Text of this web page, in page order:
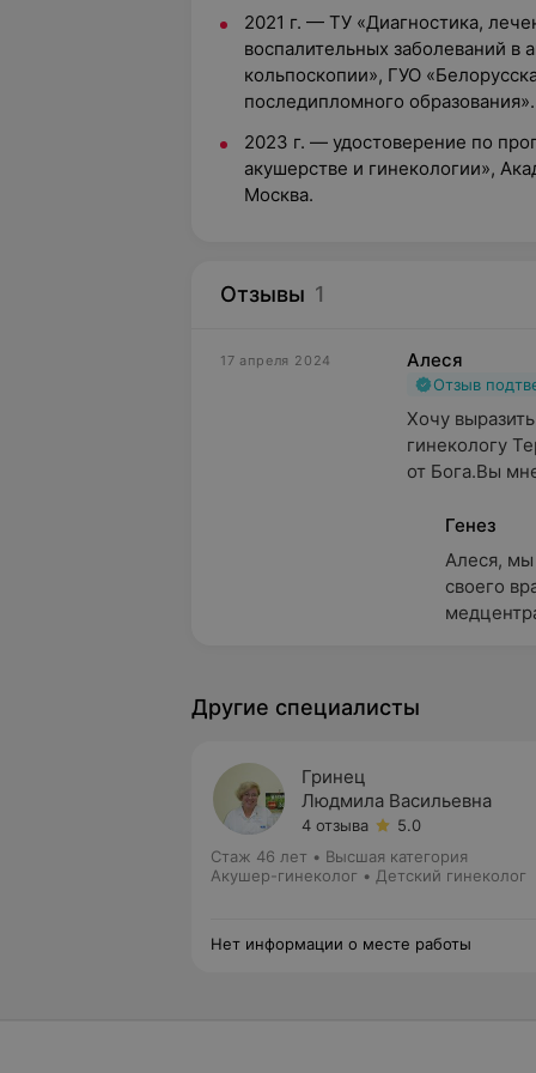
2021 г. — ТУ «Диагностика,
воспалительных заболеваний в
кольпоскопии», ГУО
последипломного образования».
2023 г. — удостоверение по
акушерстве и гинекологии»,
Москва.
Отзывы 1
17 апреля 2024 Алеся
Отзыв
Хочу
гинекологу
от Бога.Вы
Генез
Алеся, мы
своего
Другие специалисты
Гринец
Людмила Васильевна
4 отзыва
5.0
Стаж 46 лет • Высшая категория
Акушер-гинеколог • Детский гинеколог
Нет информации о месте работы